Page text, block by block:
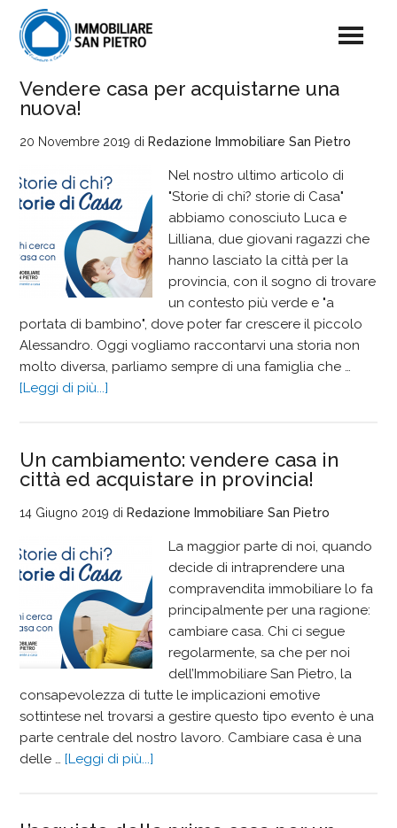
Vendere casa per acquistarne una
nuova!
20 Novembre 2019 di Redazione Immobiliare San Pietro
Nel nostro ultimo articolo di
"Storie di chi? storie di Casa"
abbiamo conosciuto Luca e
Lilliana, due giovani ragazzi che
hanno lasciato la città per la
provincia, con il sogno di trovare
un contesto più verde e "a
portata di bambino", dove poter far crescere il piccolo
Alessandro. Oggi vogliamo raccontarvi una storia non
molto diversa, parliamo sempre di una famiglia che …
[Leggi di più...]
Un cambiamento: vendere casa in
città ed acquistare in provincia!
14 Giugno 2019 di Redazione Immobiliare San Pietro
La maggior parte di noi, quando
decide di intraprendere una
compravendita immobiliare lo fa
principalmente per una ragione:
cambiare casa. Chi ci segue
regolarmente, sa che per noi
dell’Immobiliare San Pietro, la
consapevolezza di tutte le implicazioni emotive
sottintese nel trovarsi a gestire questo tipo evento è una
parte centrale del nostro lavoro. Cambiare casa è una
delle …[Leggi di più...]